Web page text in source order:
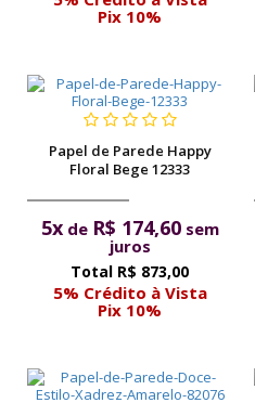
Pix 10%
Papel de Parede Happy
Floral Bege 12333
5xde R$ 174,60sem
juros
R$ 873,00
5% Crédito à Vista
Pix 10%